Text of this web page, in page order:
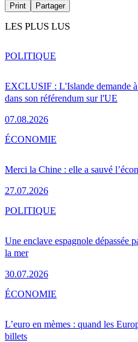
Print Partager
LES PLUS LUS
EXCLUSIF : L'Islande demande
dans son référendum sur l'UE
07.08.2026
POLITIQUE
Merci la Chine : elle a sauvé
27.07.2026
ÉCONOMIE
Une enclave espagnole dépassée
la mer
30.07.2026
POLITIQUE
L’euro en mèmes : quand les
billets
ÉCONOMIE